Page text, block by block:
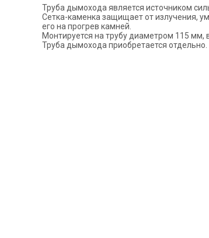
Труба дымохода является источником
Сетка-каменка защищает от излучения,
его на прогрев камней.
Монтируется на трубу диаметром 115 мм,
Труба дымохода приобретается отдельно.